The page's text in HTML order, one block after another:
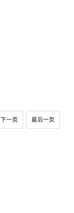
下一页 最后一页